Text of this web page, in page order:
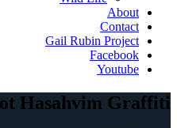
About
Contact
Gail Rubin Project
Facebook
Youtube
Hasahvim Graffiti